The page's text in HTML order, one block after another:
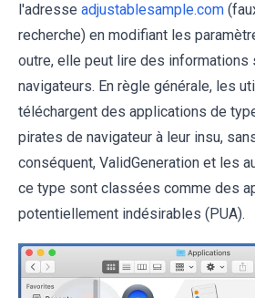
l'adresse adjustablesample.com
recherche) en modifiant les
outre, elle peut lire des
navigateurs. En règle générale, les
téléchargent des applications de
pirates de navigateur à leur insu,
conséquent, ValidGeneration et les
ce type sont classées comme des
potentiellement indésirables (PUA).